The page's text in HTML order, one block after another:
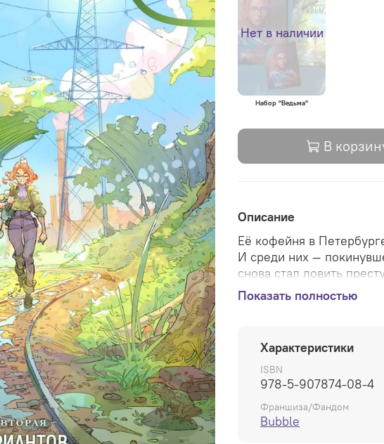
Нет в наличии
Набор "Ведьма"
В
Описание
Её кофейня в
И среди них —
снова стал ловить
у кофейни – новая
отправилась на поиски
предсказать. Колдун
первым, не смог её
теперь Ведьме нужен
взять? И можно ли
результате каждого
Показать полностью
Характеристики
ISBN
978-5-907874-08-4
Франшиза/Фандом
Bubble